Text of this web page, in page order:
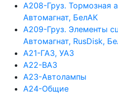
А208-Груз. Тормозная
Автомагнат, БелАК
А209-Груз. Элементы
Автомагнат, RusDisk,
А21-ГАЗ, УАЗ
А22-ВАЗ
А23-Автолампы
А24-Общие